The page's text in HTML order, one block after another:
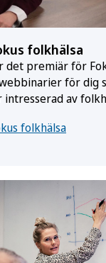
folkhälsa
det premiär för
för dig
av
folkhälsa